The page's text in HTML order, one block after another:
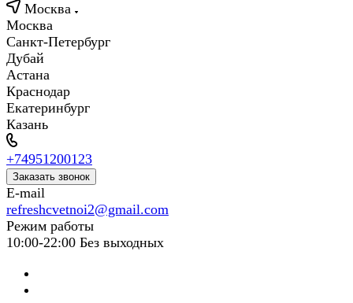
Москва
Москва
Санкт-Петербург
Дубай
Астана
Краснодар
Екатеринбург
Казань
+74951200123
Заказать звонок
E-mail
refreshcvetnoi2@gmail.com
Режим работы
10:00-22:00 Без выходных